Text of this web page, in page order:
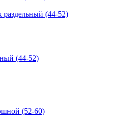
раздельный (44-52)
(44-52)